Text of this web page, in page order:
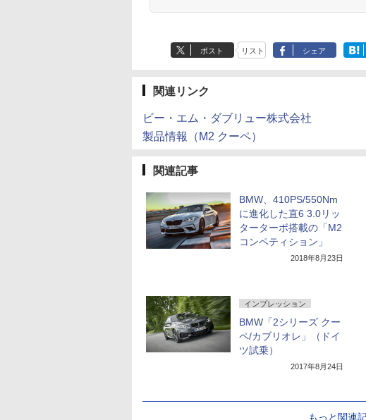
ポスト リスト シェア
関連リンク
ビー・エム・ダブリュー株式会社
製品情報（M2 クーペ）
関連記事
BMW、410PS/550Nm
に進化した直6 3.0リッ
ターターボ搭載の「M2
コンペティション」
2018年8月23日
インプレッション
BMW「2シリーズ クー
ペ/カブリオレ」（ドイ
ツ試乗）
2017年8月24日
もっと関連